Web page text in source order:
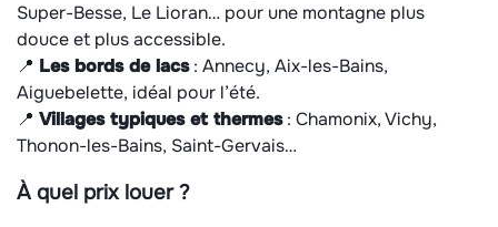
Super-Besse, Le Lioran… pour une montagne plus
douce et plus accessible.
📍 Les bords de lacs: Annecy, Aix-les-Bains,
Aiguebelette, idéal pour l’été.
📍 Villages typiques et thermes: Chamonix, Vichy,
Thonon-les-Bains, Saint-Gervais…
À quel prix louer ?